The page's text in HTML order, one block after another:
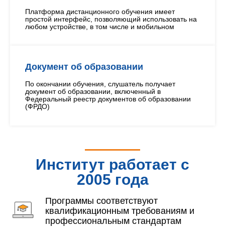
Платформа дистанционного обучения имеет
простой интерфейс, позволяющий использовать на
любом устройстве, в том числе и мобильном
Документ об образовании
По окончании обучения, слушатель получает
документ об образовании, включенный в
Федеральный реестр документов об образовании
(ФРДО)
Институт работает с
2005 года
Программы соответствуют
квалификационным требованиям и
профессиональным стандартам